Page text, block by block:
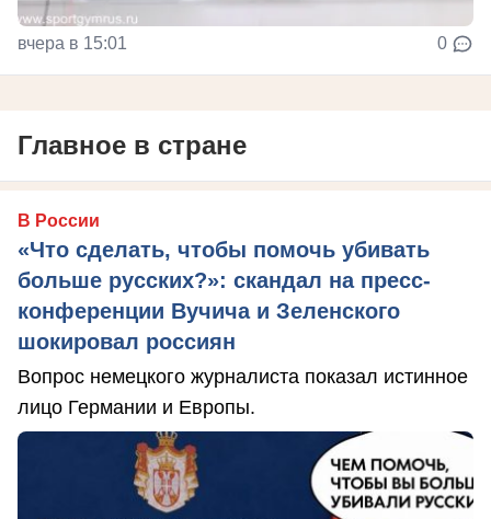
вчера в 15:01 0
Главное в стране
В России
«Что сделать, чтобы помочь убивать
больше русских?»: скандал на пресс-
конференции Вучича и Зеленского
шокировал россиян
Вопрос немецкого журналиста показал истинное
лицо Германии и Европы.